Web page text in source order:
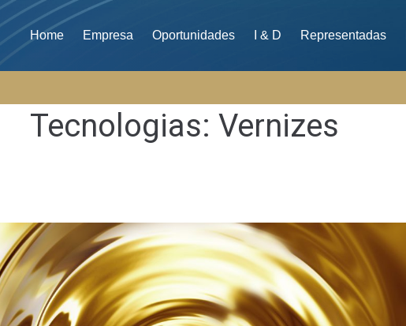
Home Empresa Oportunidades I & D Representadas
Tecnologias: Vernizes